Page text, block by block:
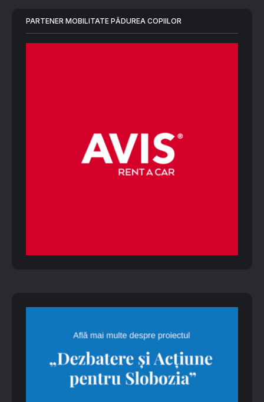
PARTENER MOBILITATE PĂDUREA COPIILOR